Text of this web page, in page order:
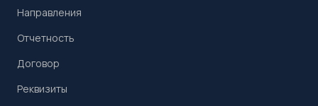
Направления
Отчетность
Договор
Реквизиты